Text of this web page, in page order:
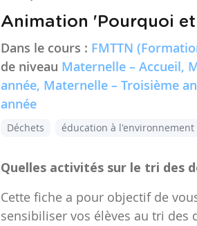
Animation 'Pourquoi
Dans le cours : FMTTN
de niveau Maternelle – Accueil,
année, Maternelle – Troisième
année
Déchets éducation à l'environnement
Quelles activités sur le tri des
Cette fiche a pour objectif de
sensibiliser vos élèves au tri des